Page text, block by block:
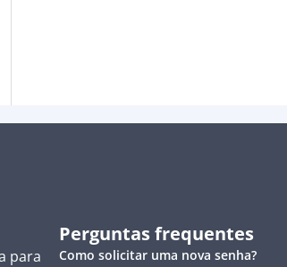
para
Perguntas frequentes
Como solicitar uma nova senha?